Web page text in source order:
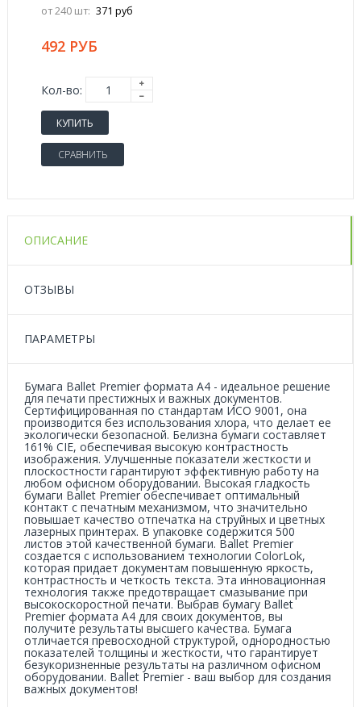
от 240 шт: 371 руб
492 РУБ
Кол-во:
КУПИТЬ
СРАВНИТЬ
ОПИСАНИЕ
ОТЗЫВЫ
ПАРАМЕТРЫ
Бумага Ballet Premier формата А4 - идеальное решение
для печати престижных и важных документов.
Сертифицированная по стандартам ИСО 9001, она
производится без использования хлора, что делает ее
экологически безопасной. Белизна бумаги составляет
161% CIE, обеспечивая высокую контрастность
изображения. Улучшенные показатели жесткости и
плоскостности гарантируют эффективную работу на
любом офисном оборудовании. Высокая гладкость
бумаги Ballet Premier обеспечивает оптимальный
контакт с печатным механизмом, что значительно
повышает качество отпечатка на струйных и цветных
лазерных принтерах. В упаковке содержится 500
листов этой качественной бумаги. Ballet Premier
создается с использованием технологии ColorLok,
которая придает документам повышенную яркость,
контрастность и четкость текста. Эта инновационная
технология также предотвращает смазывание при
высокоскоростной печати. Выбрав бумагу Ballet
Premier формата А4 для своих документов, вы
получите результаты высшего качества. Бумага
отличается превосходной структурой, однородностью
показателей толщины и жесткости, что гарантирует
безукоризненные результаты на различном офисном
оборудовании. Ballet Premier - ваш выбор для создания
важных документов!